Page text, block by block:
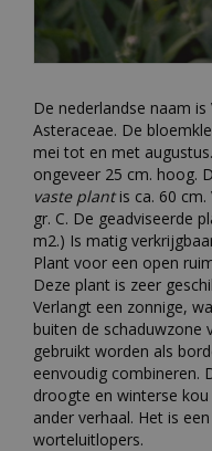
De nederlandse naam is
Asteraceae. De
mei tot en met
ongeveer 25 cm. hoog.
vaste plantis ca. 60 cm.
gr. C. De geadviseerde
m2.) Is matig
Plant voor een open
Deze plant is zeer
Verlangt een zonnige,
buiten de schaduwzone
gebruikt worden als
eenvoudig combineren.
droogte en winterse
ander verhaal. Het is
worteluitlopers.